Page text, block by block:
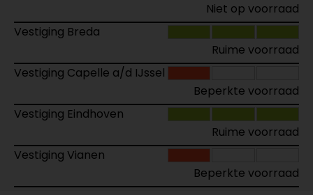
Niet op voorraad
Vestiging Breda
Ruime voorraad
Vestiging Capelle a/d IJssel
Beperkte voorraad
Vestiging Eindhoven
Ruime voorraad
Vestiging Vianen
Beperkte voorraad